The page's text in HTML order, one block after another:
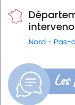
Nord - Pas-